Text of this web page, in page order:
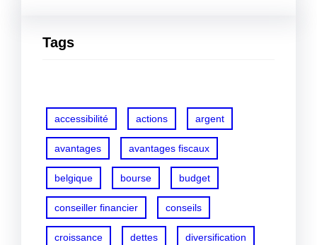
Tags
accessibilité actions argent
avantages avantages fiscaux
belgique bourse budget
conseiller financier conseils
croissance dettes diversification